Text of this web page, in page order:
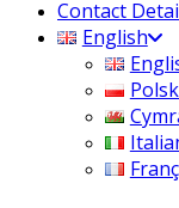
Contact
English